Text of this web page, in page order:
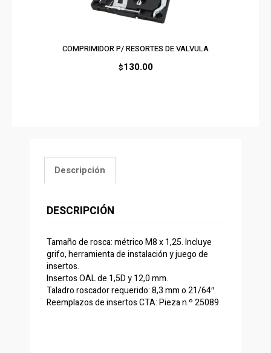
COMPRIMIDOR P/ RESORTES DE VALVULA
$130.00
Descripción
DESCRIPCIÓN
Tamaño de rosca: métrico M8 x 1,25. Incluye
grifo, herramienta de instalación y juego de
insertos.
Insertos OAL de 1,5D y 12,0 mm.
Taladro roscador requerido: 8,3 mm o 21/64″.
Reemplazos de insertos CTA: Pieza n.º 25089